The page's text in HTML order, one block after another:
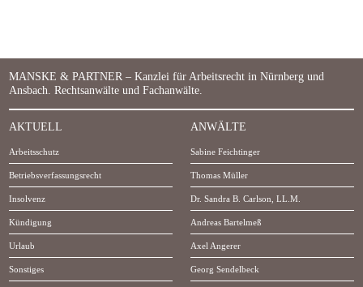
MANSKE & PARTNER – Kanzlei für Arbeitsrecht in Nürnberg und
Ansbach. Rechtsanwälte und Fachanwälte.
AKTUELL
Arbeitsschutz
Betriebsverfassungsrecht
Insolvenz
Kündigung
Urlaub
Sonstiges
ANWÄLTE
Sabine Feichtinger
Thomas Müller
Dr. Sandra B. Carlson, LL.M.
Andreas Bartelmeß
Axel Angerer
Georg Sendelbeck